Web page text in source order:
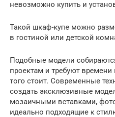
невозможно купить и
Такой шкаф-купе можно
в гостиной или детской
Подобные модели
проектам и требуют
того стоит. Современные
создать эксклюзивные
мозаичными вставками,
идеально подходящие к